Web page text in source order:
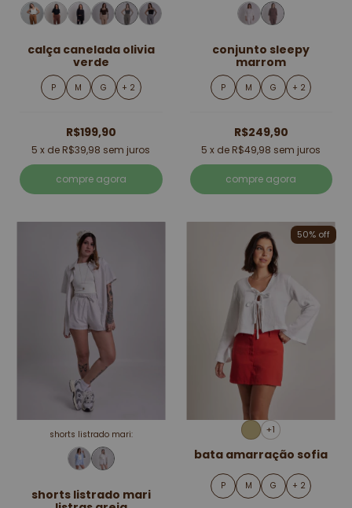
calça canelada olivia
verde
P M G + 2
R$199,90
5 x de R$39,98 sem juros
compre agora
conjunto sleepy
marrom
P M G + 2
R$249,90
5 x de R$49,98 sem juros
compre agora
shorts listrado mari:
shorts listrado mari
50% off
+1
bata amarração sofia
P M G + 2